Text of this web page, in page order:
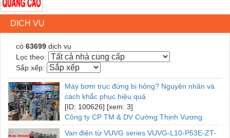
DỊCH VỤ
có 63699 dịch vụ
Lọc theo:
Sắp xếp:
Máy bơm trục đứng bị hỏng? Nguyên nhân và
cách khắc phục hiệu quả
[ID: 100626] [xem: 3]
Công ty CP TM & DV Cường Thịnh Vương
Van điện từ VUVG series VUVG-L10-P53E-ZT-